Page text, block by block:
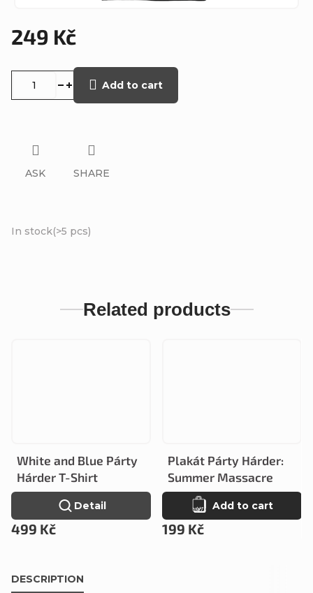
249 Kč
In stock(>5 pcs)
Add to cart
ASK SHARE
Related products
White and Blue Párty
Hárder T-Shirt
499 Kč
Detail
Plakát Párty Hárder:
Summer Massacre
199 Kč
Add to cart
DESCRIPTION